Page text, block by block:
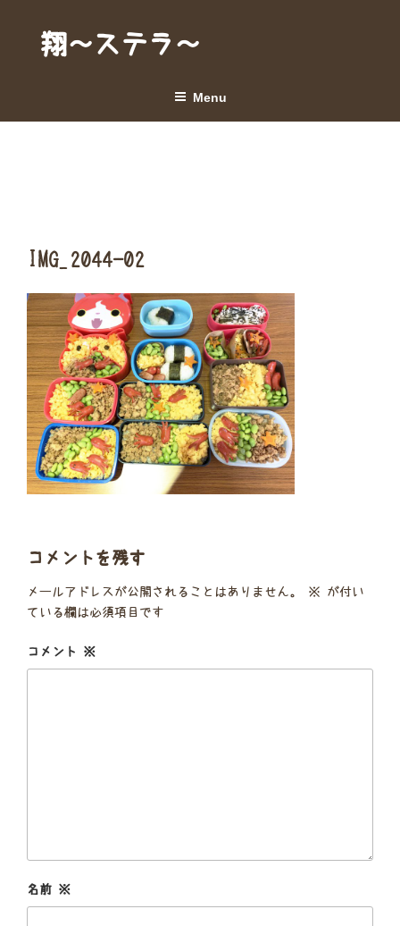
content翔～ステラ～
Menu
IMG_2044-02
コメントを残す
メールアドレスが公開されることはありません。 ※ が付い
ている欄は必須項目です
コメント ※
名前 ※